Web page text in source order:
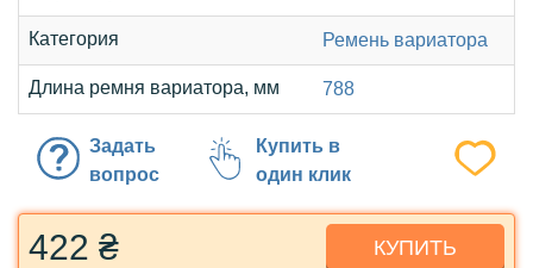
Категория Ремень вариатора
Длина ремня вариатора, мм 788
Задать
вопрос
Купить в
один клик
422 ₴ КУПИТЬ